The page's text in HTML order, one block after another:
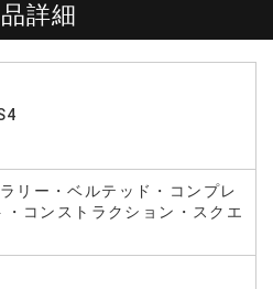
詳細
リー・ベルテッド・コンプレ
・コンストラクション・スクエ